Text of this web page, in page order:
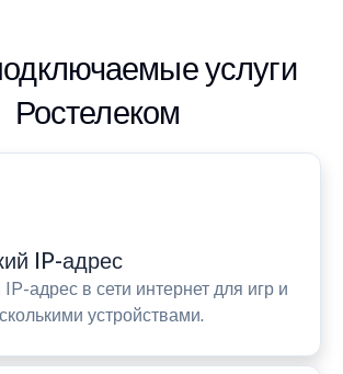
услуги
Ростелеком
IP-адрес
адрес в сети интернет для игр и
устройствами.